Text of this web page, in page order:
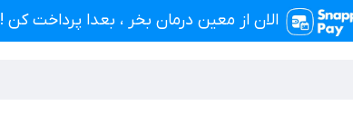
الان از معین درمان بخر ، بعدا پرداخت کن !